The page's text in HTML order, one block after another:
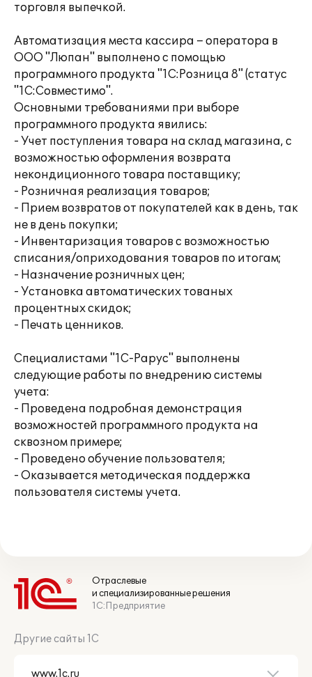
торговля выпечкой.
Автоматизация места кассира – оператора в
ООО "Люпан" выполнено с помощью
программного продукта "1С:Розница 8" (статус
"1С:Совместимо".
Основными требованиями при выборе
программного продукта явились:
- Учет поступления товара на склад магазина, с
возможностью оформления возврата
некондиционного товара поставщику;
- Розничная реализация товаров;
- Прием возвратов от покупателей как в день, так
не в день покупки;
- Инвентаризация товаров с возможностью
списания/оприходования товаров по итогам;
- Назначение розничных цен;
- Установка автоматических тованых
процентных скидок;
- Печать ценников.
Специалистами "1С-Рарус" выполнены
следующие работы по внедрению системы
учета:
- Проведена подробная демонстрация
возможностей программного продукта на
сквозном примере;
- Проведено обучение пользователя;
- Оказывается методическая поддержка
пользователя системы учета.
Отраслевые
и специализированные решения
1С:Предприятие
Другие сайты 1С